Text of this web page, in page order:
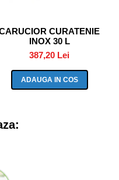
CURATENIE
INOX 30 L
387,20 Lei
ADAUGA IN COS